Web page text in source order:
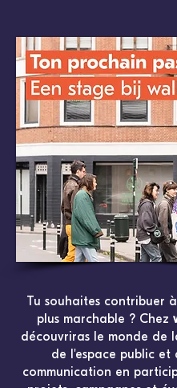
Tu souhaites contribuer
plus marchable ? Chez
découvriras le monde de
de l'espace public et
communication en